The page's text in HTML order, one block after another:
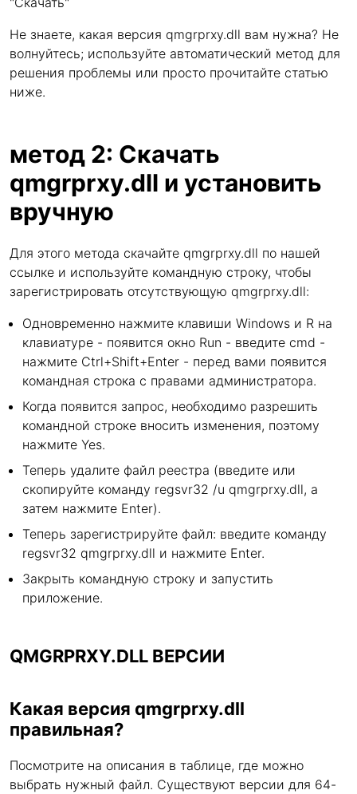
Не знаете, какая версия qmgrprxy.dll вам нужна? Не
волнуйтесь; используйте автоматический метод для
решения проблемы или просто прочитайте статью
ниже.
метод 2: Скачать
qmgrprxy.dll и установить
вручную
Для этого метода скачайте qmgrprxy.dll по нашей
ссылке и используйте командную строку, чтобы
зарегистрировать отсутствующую qmgrprxy.dll:
Одновременно нажмите клавиши Windows и R на
клавиатуре - появится окно Run - введите cmd -
нажмите Ctrl+Shift+Enter - перед вами появится
командная строка с правами администратора.
Когда появится запрос, необходимо разрешить
командной строке вносить изменения, поэтому
нажмите Yes.
Теперь удалите файл реестра (введите или
скопируйте команду regsvr32 /u qmgrprxy.dll, а
затем нажмите Enter).
Теперь зарегистрируйте файл: введите команду
regsvr32 qmgrprxy.dll и нажмите Enter.
Закрыть командную строку и запустить
приложение.
QMGRPRXY.DLL ВЕРСИИ
Какая версия qmgrprxy.dll
правильная?
Посмотрите на описания в таблице, где можно
выбрать нужный файл. Существуют версии для 64-